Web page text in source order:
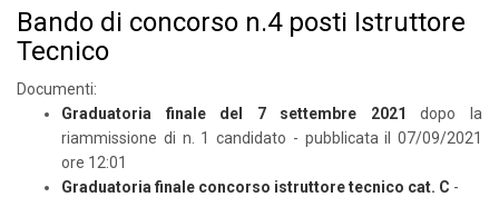
Bando di concorso n.4 posti Istruttore
Tecnico
Documenti:
Graduatoria finale del 7 settembre 2021dopo la
riammissione di n. 1 candidato - pubblicata il 07/09/2021
ore 12:01
Graduatoria finale concorso istruttore tecnico cat. C -